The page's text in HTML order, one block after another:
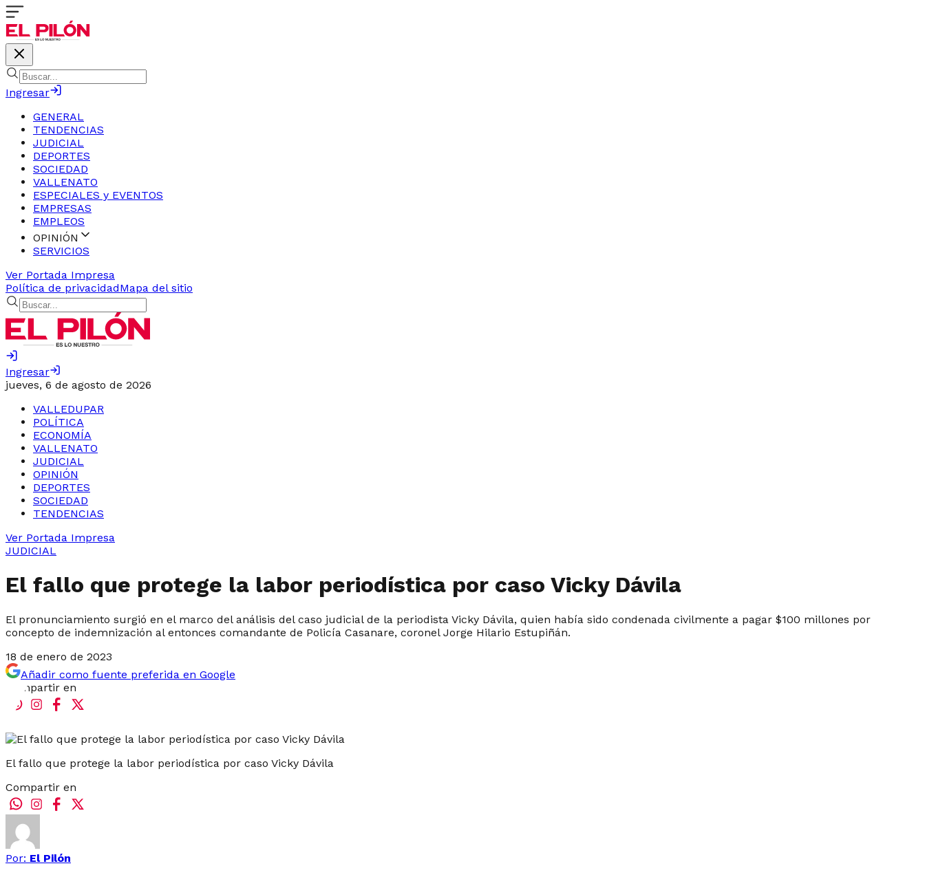
Ingresar
GENERAL
TENDENCIAS
JUDICIAL
DEPORTES
SOCIEDAD
VALLENATO
ESPECIALES y EVENTOS
EMPRESAS
EMPLEOS
OPINIÓN
SERVICIOS
Ver Portada Impresa
Política de privacidadMapa del sitio
Ingresar
jueves, 6 de agosto de 2026
VALLEDUPAR
POLÍTICA
ECONOMÍA
VALLENATO
JUDICIAL
OPINIÓN
DEPORTES
SOCIEDAD
TENDENCIAS
Ver Portada Impresa
JUDICIAL
El fallo que protege la labor periodística por caso Vicky Dávila
El pronunciamiento surgió en el marco del análisis del caso judicial de la periodista Vicky Dávila, quien había sido condenada civilmente a pagar $100 millones por
concepto de indemnización al entonces comandante de Policía Casanare, coronel Jorge Hilario Estupiñán.
18 de enero de 2023
Añadir como fuente preferida en Google
Compartir en
El fallo que protege la labor periodística por caso Vicky Dávila
Compartir en
Por: El Pilón